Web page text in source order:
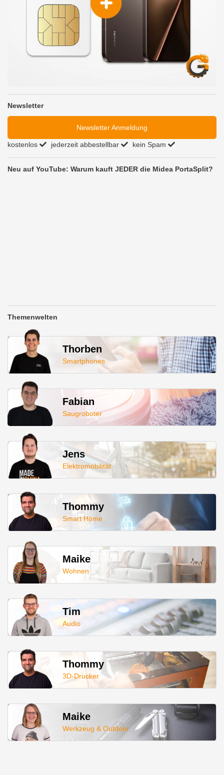
Newsletter
Newsletter Anmeldung
kostenlos jederzeit abbestellbar kein Spam
Neu auf YouTube: Warum kauft JEDER die Midea PortaSplit?
Themenwelten
Thorben
Smartphones
Fabian
Saugroboter
Jens
Elektromobilität
Thommy
Smart Home
Maike
Wohnen
Tim
Audio
Thommy
3D-Drucker
Maike
Werkzeug & Outdoor